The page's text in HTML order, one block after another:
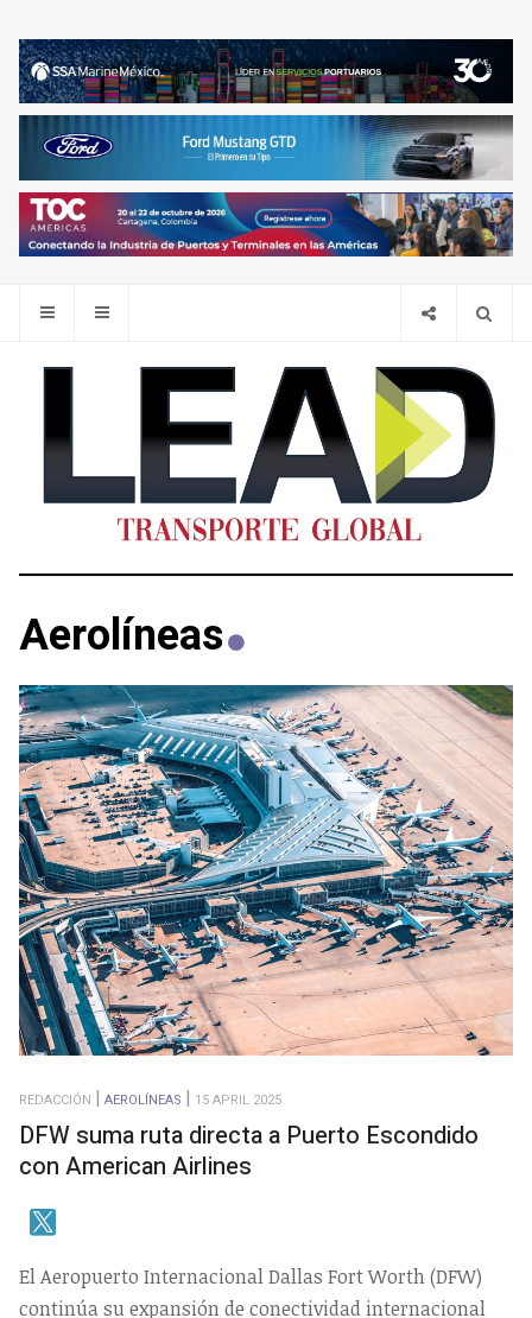
Aerolíneas
REDACCIÓN AEROLÍNEAS 15 APRIL 2025
DFW suma ruta directa a Puerto Escondido
con American Airlines
El Aeropuerto Internacional Dallas Fort Worth (DFW)
continúa su expansión de conectividad internacional